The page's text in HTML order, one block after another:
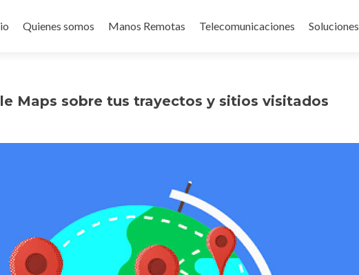
Quienes somos Manos Remotas Telecomunicaciones Soluciones
Maps sobre tus trayectos y sitios visitados